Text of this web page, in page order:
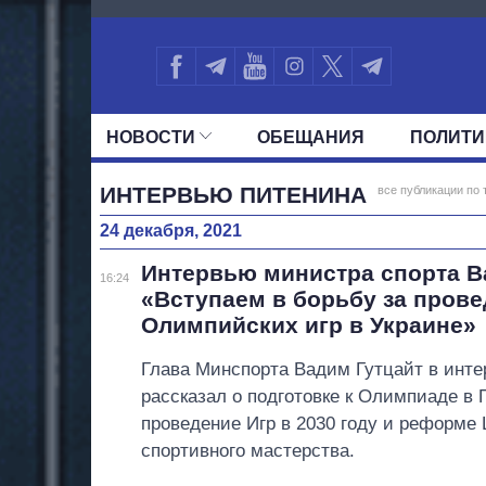
4961
НОВОСТИ ОБЕЩАНИЯ
ВСЕ ПОЛИТИКИ ПРЕЗИДЕНТ И
ИНТЕРВЬЮ ПИТЕНИНА все публикации по
24 декабря, 2021
16:24
Интервью министра спорта
«Вступаем в борьбу за
Олимпийских игр в Украине»
Глава Минспорта Вадим Гутцайт в
рассказал о подготовке к Олимпиаде в
проведение Игр в 2030 году и
спортивного мастерства.